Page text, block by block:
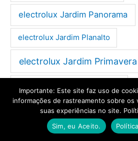
electrolux Jardim Panorama
electrolux Jardim Planalto
electrolux Jardim Primavera
electrolux Jardim Santo Antônio
electrolux Jardim União
Importante: Este site faz uso de
informações de rastreamento sobre os
suas experiências no site.
Sim, eu Aceito.